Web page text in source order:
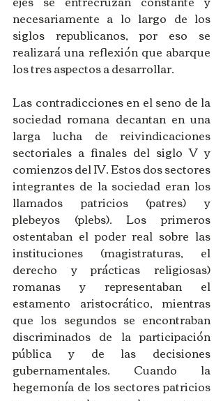
necesariamente a lo largo de los
siglos republicanos, por eso se
realizará una reflexión que abarque
los tres aspectos a desarrollar.
Las contradicciones en el seno de la
sociedad romana decantan en una
larga lucha de reivindicaciones
sectoriales a finales del siglo V y
comienzos del IV. Estos dos sectores
integrantes de la sociedad eran los
llamados patricios (patres) y
plebeyos (plebs). Los primeros
ostentaban el poder real sobre las
instituciones (magistraturas, el
derecho y prácticas religiosas)
romanas y representaban el
estamento aristocrático, mientras
que los segundos se encontraban
discriminados de la participación
pública y de las decisiones
gubernamentales. Cuando la
hegemonía de los sectores patricios